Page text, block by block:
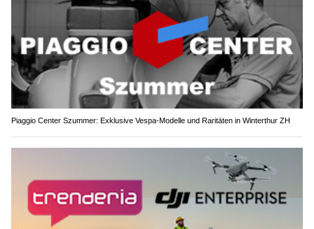
Piaggio Center Szummer: Exklusive Vespa-Modelle und Raritäten in Winterthur ZH